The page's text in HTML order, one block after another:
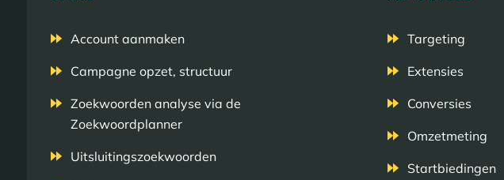
Account aanmaken
Campagne opzet, structuur
Zoekwoorden analyse via de
Zoekwoordplanner
Uitsluitingszoekwoorden
Targeting
Extensies
Conversies
Omzetmeting
Startbiedingen